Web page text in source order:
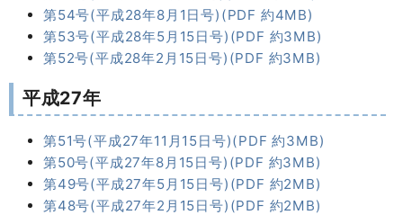
第54号(平成28年8月1日号)(PDF 約4MB)
第53号(平成28年5月15日号)(PDF 約3MB)
第52号(平成28年2月15日号)(PDF 約3MB)
平成27年
第51号(平成27年11月15日号)(PDF 約3MB)
第50号(平成27年8月15日号)(PDF 約3MB)
第49号(平成27年5月15日号)(PDF 約2MB)
第48号(平成27年2月15日号)(PDF 約2MB)